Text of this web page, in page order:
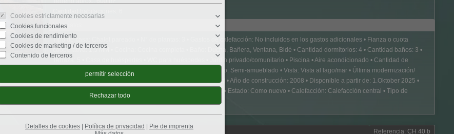
Más datos
Tipo de casa: Chalet pareado • N° de plantas: 3 • Gastos de calefacción: No incluidos en los gastos adicionales • Fianza o cuota
cooperativa: 1,5 MM • Cocina: Cocina completa • Baño: Ducha, Bañera, Ventana, Bidé • Cantidad dormitorios: 4 • Cantidad baños: 3 •
Terraza: 5 • Casa de huéspedes • WC para huéspedes • Jardín privado/comunitario • Piscina • Aire acondicionado • Cantidad de
aparcamientos: 2 x Plaza de aparcamiento exterior • Mobiliario: Semi-amueblado • Vista: Vista al lago/mar • Última modernización/
último saneamiento: 2025 • Calidad del mobiliario: De calidad • Año de construcción: 2008 • Disponible a partir de: 1.Oktober 2025 •
Animales domésticos: Según acuerdo • Pavimento: Baldosas • Estado: Como nuevo • Calefacción: Calefacción central • Tipo de
Referencia: CH 40 b
Cookies estrictamente necesarias
Cookies funcionales
Cookies de rendimiento
Cookies de marketing / de terceros
Contenido de terceros
Detalles de cookies Política de privacidad
Pie de imprenta
marcado en las casillas de verificación.
Rechazar todo:
Solo se permiten cookies técnicamente necesarias y ningún
terceros.
Puede cambiar su configuración de cookies aquí en cualquier
Detalles de cookies|Política de privacidad|Pie de imprenta
volver